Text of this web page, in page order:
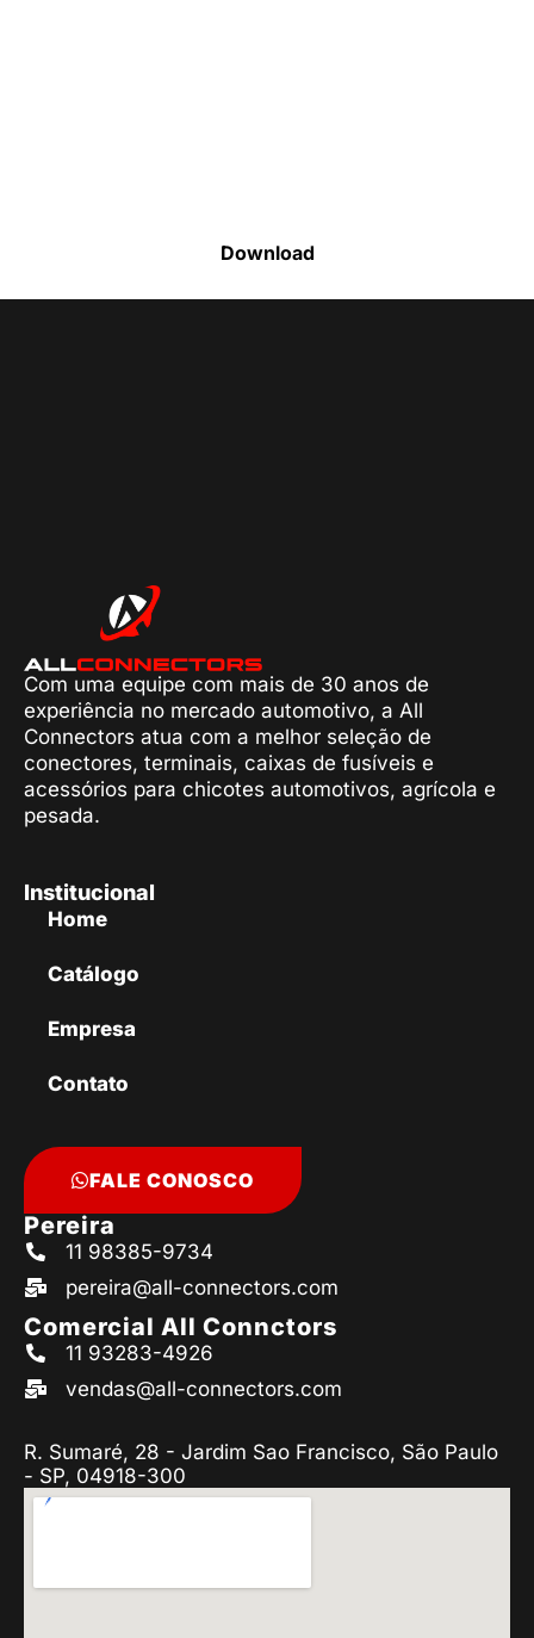
Download
Com uma equipe com mais de 30 anos de
experiência no mercado automotivo, a All
Connectors atua com a melhor seleção de
conectores, terminais, caixas de fusíveis e
acessórios para chicotes automotivos, agrícola e
pesada.
Institucional
Home
Catálogo
Empresa
Contato
FALE CONOSCO
Pereira
11 98385-9734
pereira@all-connectors.com
Comercial All Connctors
11 93283-4926
vendas@all-connectors.com
R. Sumaré, 28 - Jardim Sao Francisco, São Paulo
- SP, 04918-300